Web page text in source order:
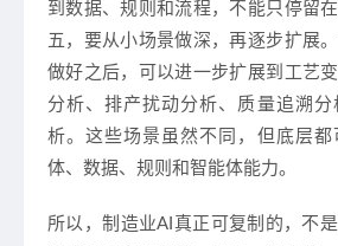
到数据、规则和流程，不能只停留
五，要从小场景做深，再逐步扩展
做好之后，可以进一步扩展到工艺
分析、排产扰动分析、质量追溯分
析。这些场景虽然不同，但底层
体、数据、规则和智能体能力。
所以，制造业AI真正可复制的，不